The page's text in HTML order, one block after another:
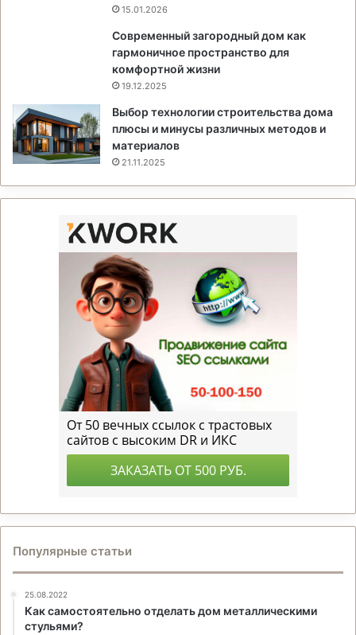
15.01.2026
Современный загородный дом как
гармоничное пространство для
комфортной жизни
19.12.2025
Выбор технологии строительства дома
плюсы и минусы различных методов и
материалов
21.11.2025
Популярные статьи
25.08.2022
Как самостоятельно отделать дом металлическими
стульями?